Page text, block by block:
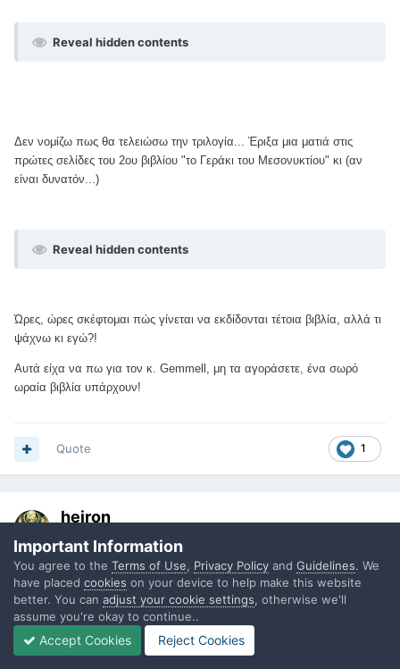
Reveal hidden contents
Δεν νομίζω πως θα τελειώσω την τριλογία... Έριξα μια ματιά στις
πρώτες σελίδες του 2ου βιβλίου "το Γεράκι του Μεσονυκτίου" κι (αν
είναι δυνατόν...)
Reveal hidden contents
Ώρες, ώρες σκέφτομαι πώς γίνεται να εκδίδονται τέτοια βιβλία, αλλά τι
ψάχνω κι εγώ?!
Αυτά είχα να πω για τον κ. Gemmell, μη τα αγοράσετε, ένα σωρό
ωραία βιβλία υπάρχουν!
1
Quote
heiron
Posted October 12, 2012
Αναρωτιέμαι γιατί πήρες κι άλλο βιβλίο του Γκέμελ, και μάλιστα
άλλη σειρά ίδιου πάντα είδους, ενώ τον βρήκες τόσο χάλια. Χώρια
ότι το να κοροϊδεύουμε τον ήρωα ηρωικής φαντασίας γιατί είναι
τόσο γαμάτος είναι πολύ παράξενο. Αυτή είναι η δουλειά του.
Important Information
You agree to the Terms of Use, Privacy Policy and Guidelines. We
have placed cookies on your device to help make this website
better. You can adjust your cookie settings, otherwise we'll
assume you're okay to continue..
Accept Cookies Reject Cookies